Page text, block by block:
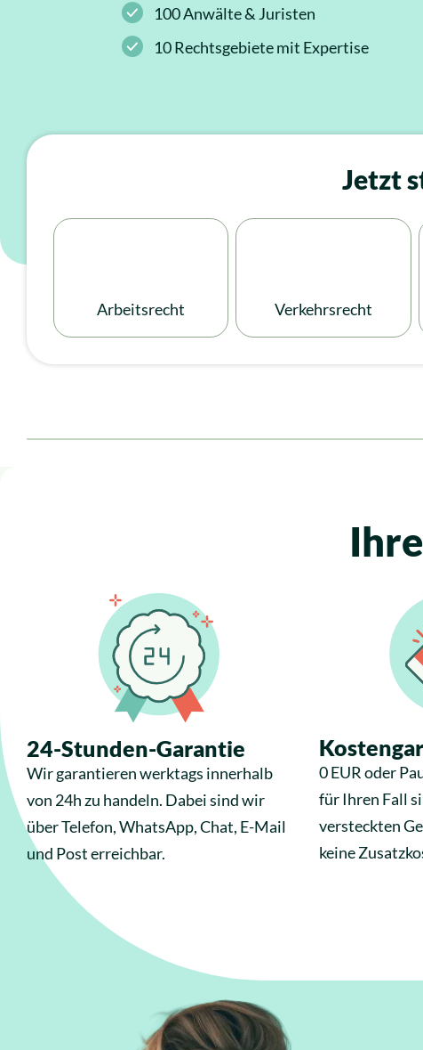
Insolvenzrecht
100 Anwälte & Juristen
10 Rechtsgebiete mit Expertise
Jetzt
Arbeitsrecht Verkehrsrecht
24-Stunden-Garantie
Wir garantieren werktags innerhalb
von 24h zu handeln. Dabei sind wir
über Telefon, WhatsApp, Chat, E-Mail
und Post erreichbar.
0 EUR oder
für Ihren Fall
versteckten
keine